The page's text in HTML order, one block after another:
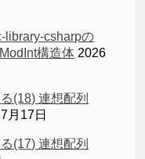
library-csharpの
構造体 2026
(18) 連想配列
月17日
(17) 連想配列